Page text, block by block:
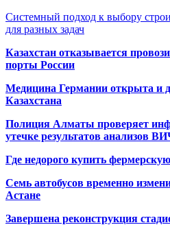
Системный подход к выбору
для разных задач
Казахстан отказывается
порты России
Медицина Германии открыта и
Казахстана
Полиция Алматы проверяет
утечке результатов анализов
Где недорого купить
Семь автобусов временно
Астане
Завершена реконструкция